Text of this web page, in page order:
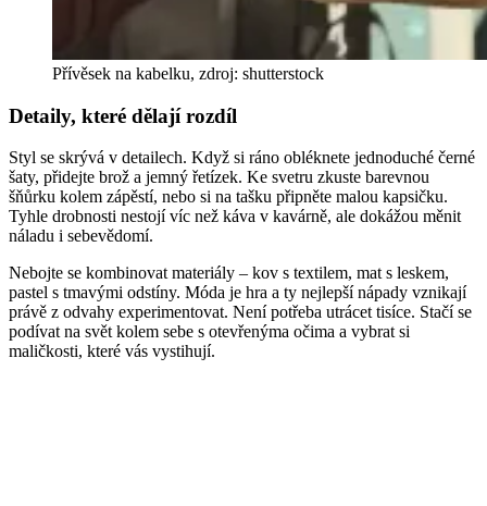
Přívěsek na kabelku, zdroj: shutterstock
Detaily, které dělají rozdíl
Styl se skrývá v detailech. Když si ráno obléknete jednoduché černé
šaty, přidejte brož a jemný řetízek. Ke svetru zkuste barevnou
šňůrku kolem zápěstí, nebo si na tašku připněte malou kapsičku.
Tyhle drobnosti nestojí víc než káva v kavárně, ale dokážou měnit
náladu i sebevědomí.
Nebojte se kombinovat materiály – kov s textilem, mat s leskem,
pastel s tmavými odstíny. Móda je hra a ty nejlepší nápady vznikají
právě z odvahy experimentovat. Není potřeba utrácet tisíce. Stačí se
podívat na svět kolem sebe s otevřenýma očima a vybrat si
maličkosti, které vás vystihují.